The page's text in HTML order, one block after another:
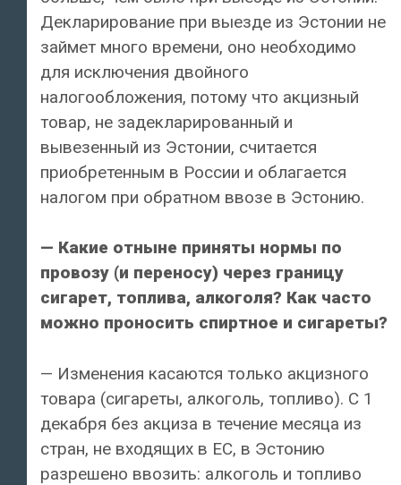
Декларирование при выезде из Эстонии не
займет много времени, оно необходимо
для исключения двойного
налогообложения, потому что акцизный
товар, не задекларированный и
вывезенный из Эстонии, считается
приобретенным в России и облагается
налогом при обратном ввозе в Эстонию.
— Какие отныне приняты нормы по
провозу (и переносу) через границу
сигарет, топлива, алкоголя? Как часто
можно проносить спиртное и сигареты?
— Изменения касаются только акцизного
товара (сигареты, алкоголь, топливо). С 1
декабря без акциза в течение месяца из
стран, не входящих в ЕС, в Эстонию
разрешено ввозить: алкоголь и топливо